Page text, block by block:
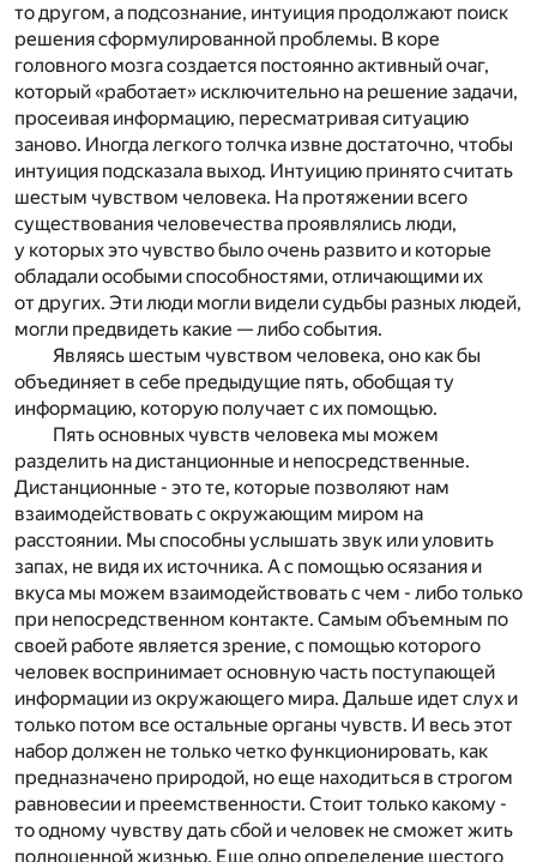
то другом, а подсознание, интуиция продолжают поиск
решения сформулированной проблемы. В коре
головного мозга создается постоянно активный очаг,
который «работает» исключительно на решение задачи,
просеивая информацию, пересматривая ситуацию
заново. Иногда легкого толчка извне достаточно, чтобы
интуиция подсказала выход. Интуицию принято считать
шестым чувством человека. На протяжении всего
существования человечества проявлялись люди,
у которых это чувство было очень развито и которые
обладали особыми способностями, отличающими их
от других. Эти люди могли видели судьбы разных людей,
могли предвидеть какие — либо события.
Являясь шестым чувством человека, оно как бы
объединяет в себе предыдущие пять, обобщая ту
информацию, которую получает с их помощью.
Пять основных чувств человека мы можем
разделить на дистанционные и непосредственные.
Дистанционные - это те, которые позволяют нам
взаимодействовать с окружающим миром на
расстоянии. Мы способны услышать звук или уловить
запах, не видя их источника. А с помощью осязания и
вкуса мы можем взаимодействовать с чем - либо только
при непосредственном контакте. Самым объемным по
своей работе является зрение, с помощью которого
человек воспринимает основную часть поступающей
информации из окружающего мира. Дальше идет слух и
только потом все остальные органы чувств. И весь этот
набор должен не только четко функционировать, как
предназначено природой, но еще находиться в строгом
равновесии и преемственности. Стоит только какому -
то одному чувству дать сбой и человек не сможет жить
полноценной жизнью. Еще одно определение шестого